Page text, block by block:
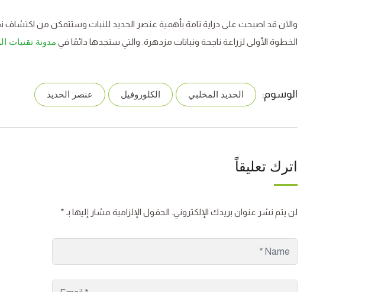
والآن قد اصبحت على دراية تامة بأهمية عنصر الحديد للنبات وستتمكن من اكتشاف
الخطوة الأولى لزراعة ناجحة ونباتات مزدهرة. والتي ستجدها دائمًا في مدونة تقنيات
الوسوم: الحديد المخلبي الكلوروفيل عنصر الحديد
اترك تعليقاً
لن يتم نشر عنوان بريدك الإلكتروني. الحقول الإلزامية مشار إليها بـ *